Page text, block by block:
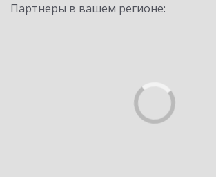
Партнеры в вашем регионе: